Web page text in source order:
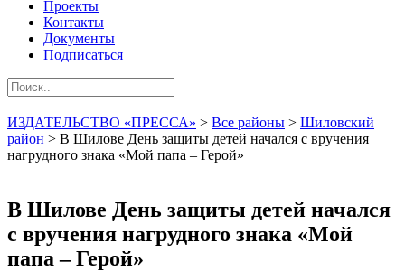
Проекты
Контакты
Документы
Подписаться
ИЗДАТЕЛЬСТВО «ПРЕССА» > Все районы > Шиловский
район > В Шилове День защиты детей начался с вручения
нагрудного знака «Мой папа – Герой»
В Шилове День защиты детей начался
с вручения нагрудного знака «Мой
папа – Герой»